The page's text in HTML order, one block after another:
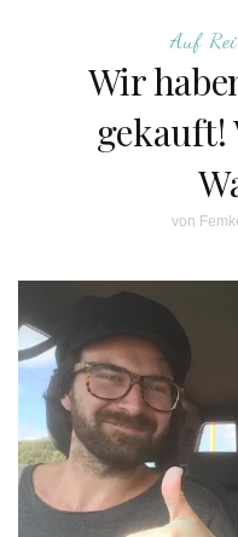
Auf
Wir
gekauft!
von